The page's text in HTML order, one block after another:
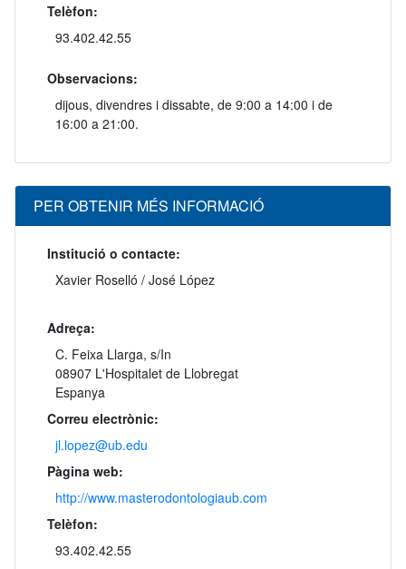
Telèfon:
93.402.42.55
Observacions:
dijous, divendres i dissabte, de 9:00 a 14:00 i de
16:00 a 21:00.
PER OBTENIR MÉS INFORMACIÓ
Institució o contacte:
Xavier Roselló / José López
Adreça:
C. Feixa Llarga, s/In
08907 L'Hospitalet de Llobregat
Espanya
Correu electrònic:
jl.lopez@ub.edu
Pàgina web:
http://www.masterodontologiaub.com
Telèfon:
93.402.42.55